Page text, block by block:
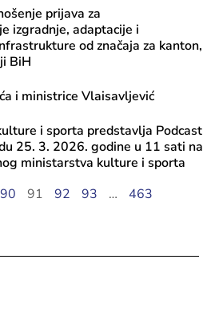
prijava za
izgradnje, adaptacije i
od značaja za kanton,
BiH
i ministrice Vlaisavljević
i sporta predstavlja Podcast
25. 3. 2026. godine u 11 sati na
ministarstva kulture i sporta
90 91 92 93 …
463